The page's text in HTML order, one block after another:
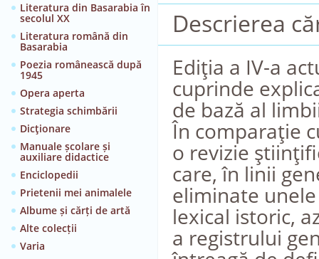
Literatura din Basarabia în
secolul XX
Literatura română din
Basarabia
Poezia românească după
1945
Opera aperta
Strategia schimbării
Dicţionare
Manuale școlare și
auxiliare didactice
Enciclopedii
Prietenii mei animalele
Albume și cărți de artă
Alte colecții
Varia
Descrierea
Ediţia a IV-a
cuprinde
de bază al
În comparaţie
o revizie
care, în linii
eliminate
lexical istoric,
a registrului